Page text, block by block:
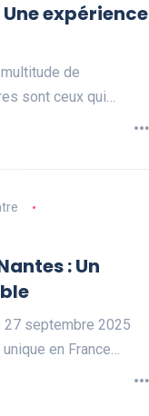
Une expérience
de
sont ceux qui…
: Un
27 septembre 2025
en France…